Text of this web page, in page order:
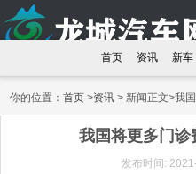
首页 资讯 新车
你的位置：首页 >资讯 > 新闻正文>我
我国将更多门
发布时间: